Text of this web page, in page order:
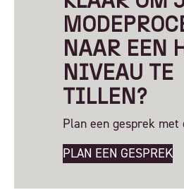
NAAR EEN
NIVEAU TE
TILLEN?
Plan een gesprek met
PLAN EEN GESPREK